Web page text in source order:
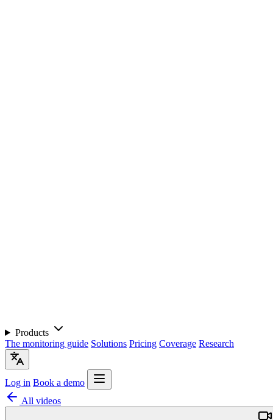
Products
The monitoring guide Solutions Pricing Coverage Research
Log in Book a demo
All videos